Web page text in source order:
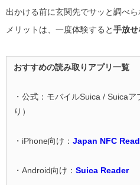
出かける前に玄関先でサッと調べら
メリットは、一度体験すると手放
おすすめの読み取りアプリ一覧
・公式：モバイルSuica / Suica
り）
・iPhone向け： Japan NFC
・Android向け： Suica Reader